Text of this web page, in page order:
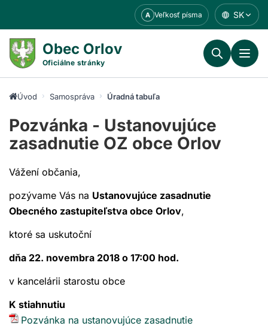
obsahu
A Veľkosť písma SK
Obec Orlov
Oficiálne stránky
Úvod Samospráva Úradná tabuľa
Pozvánka - Ustanovujúce
zasadnutie OZ obce Orlov
Vážení občania,
pozývame Vás na Ustanovujúce zasadnutie
Obecného zastupiteľstva obce Orlov,
ktoré sa uskutoční
dňa 22. novembra 2018 o 17:00 hod.
v kancelárii starostu obce
K stiahnutiu
Pozvánka na ustanovujúce zasadnutie